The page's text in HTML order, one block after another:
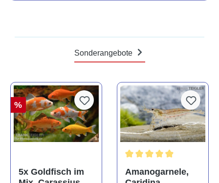
Sonderangebote
%
5x Goldfisch im
Amanogarnele,